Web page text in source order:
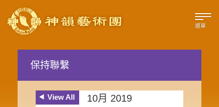
選單
保持聯繫
View All 10月 2019